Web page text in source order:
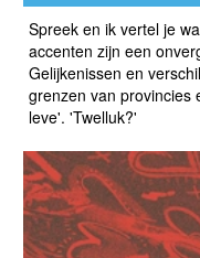
Spreek en ik vertel je
accenten zijn een
Gelijkenissen en
grenzen van provincies
leve'. 'Twelluk?'